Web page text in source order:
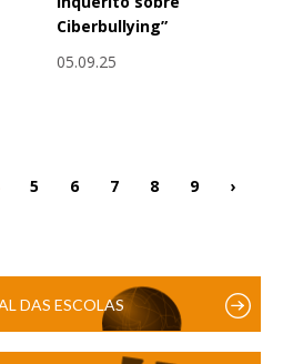
Ciberbullying”
05.09.25
5 6 7 8 9 ›
DAS ESCOLAS